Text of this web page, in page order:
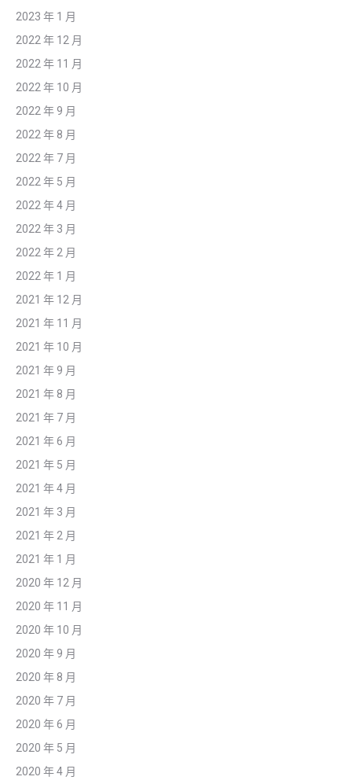
2023 年 1 月
2022 年 12 月
2022 年 11 月
2022 年 10 月
2022 年 9 月
2022 年 8 月
2022 年 7 月
2022 年 5 月
2022 年 4 月
2022 年 3 月
2022 年 2 月
2022 年 1 月
2021 年 12 月
2021 年 11 月
2021 年 10 月
2021 年 9 月
2021 年 8 月
2021 年 7 月
2021 年 6 月
2021 年 5 月
2021 年 4 月
2021 年 3 月
2021 年 2 月
2021 年 1 月
2020 年 12 月
2020 年 11 月
2020 年 10 月
2020 年 9 月
2020 年 8 月
2020 年 7 月
2020 年 6 月
2020 年 5 月
2020 年 4 月